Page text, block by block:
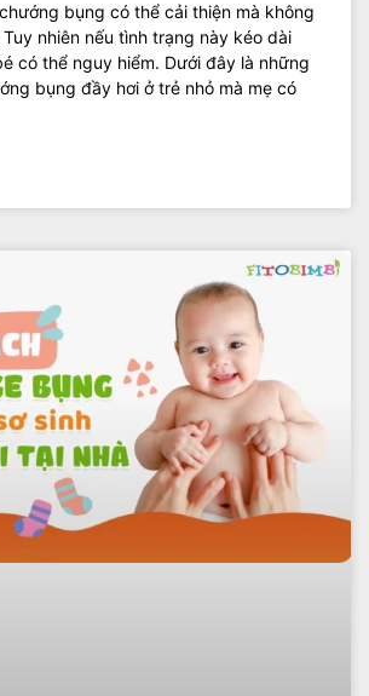
bụng có thể cải thiện mà không
nhiên nếu tình trạng này kéo dài
có thể nguy hiểm. Dưới đây là những
bụng đầy hơi ở trẻ nhỏ mà mẹ có